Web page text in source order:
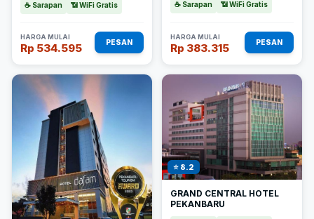
☕ Sarapan 📶 WiFi Gratis
HARGA MULAI
Rp 534.595 PESAN
☕ Sarapan 📶 WiFi Gratis
HARGA MULAI
Rp 383.315 PESAN
⭐ 8.2
GRAND CENTRAL HOTEL
PEKANBARU